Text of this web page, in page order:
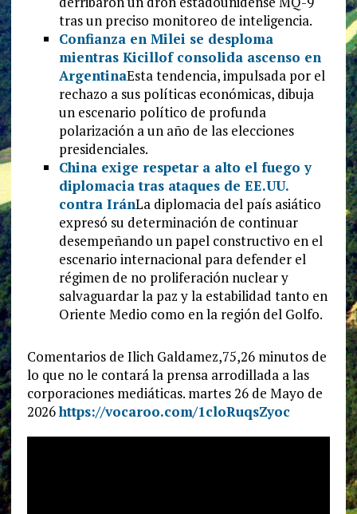
tras un preciso monitoreo de inteligencia.
Confianza en Milei se desploma
mientras Kicillof consolida ascenso en
ArgentinaEsta tendencia, impulsada por el
rechazo a sus políticas económicas, dibuja
un escenario político de profunda
polarización a un año de las elecciones
presidenciales.
China exige respetar a alto el fuego y
diplomacia tras ataques de EE.UU.
contra IránLa diplomacia del país asiático
expresó su determinación de continuar
desempeñando un papel constructivo en el
escenario internacional para defender el
régimen de no proliferación nuclear y
salvaguardar la paz y la estabilidad tanto en
Oriente Medio como en la región del Golfo.
Comentarios de Ilich Galdamez,75,26 minutos de
lo que no le contará la prensa arrodillada a las
corporaciones mediáticas. martes 26 de Mayo de
2026https://vocaroo.com/1cloRuqsZyoc